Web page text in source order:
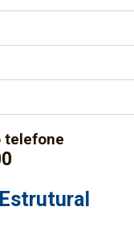
telefone